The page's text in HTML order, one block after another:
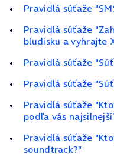
Pravidlá súťaže
Pravidlá súťaže
bludisku a vyhrajte
Pravidlá súťaže
Pravidlá súťaže
Pravidlá súťaže
podľa vás
Pravidlá súťaže
soundtrack?"